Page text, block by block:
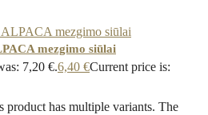
mezgimo siūlai
7,20 €.6,40 €Current price is:
product has multiple variants. The